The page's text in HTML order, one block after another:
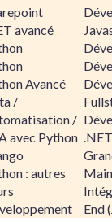
avancé
Avancé
/
/
avec Python
: autres
.NET
End